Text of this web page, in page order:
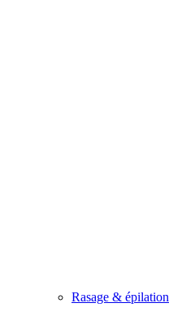
Rasage & épilation